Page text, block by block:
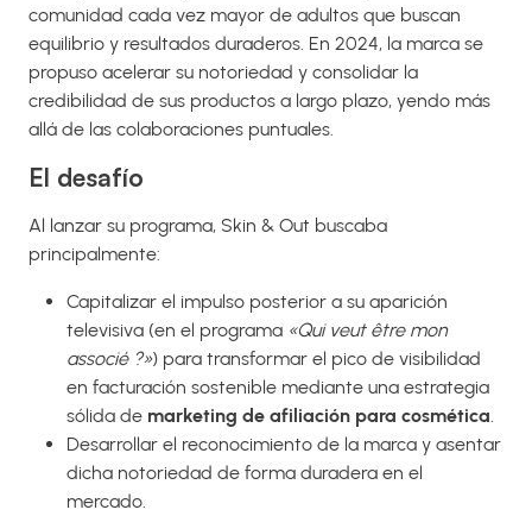
comunidad cada vez mayor de adultos que buscan
equilibrio y resultados duraderos. En 2024, la marca se
propuso acelerar su notoriedad y consolidar la
credibilidad de sus productos a largo plazo, yendo más
allá de las colaboraciones puntuales.
El desafío
Al lanzar su programa, Skin & Out buscaba
principalmente:
Capitalizar el impulso posterior a su aparición
televisiva (en el programa «Qui veut être mon
associé ?») para transformar el pico de visibilidad
en facturación sostenible mediante una estrategia
sólida de marketing de afiliación para cosmética.
Desarrollar el reconocimiento de la marca y asentar
dicha notoriedad de forma duradera en el
mercado.